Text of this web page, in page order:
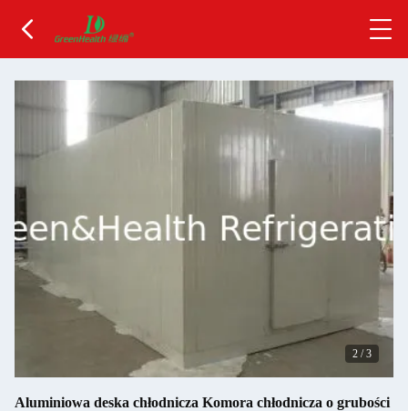
2 /3
Aluminiowa deska chłodnicza Komora chłodnicza o grubości